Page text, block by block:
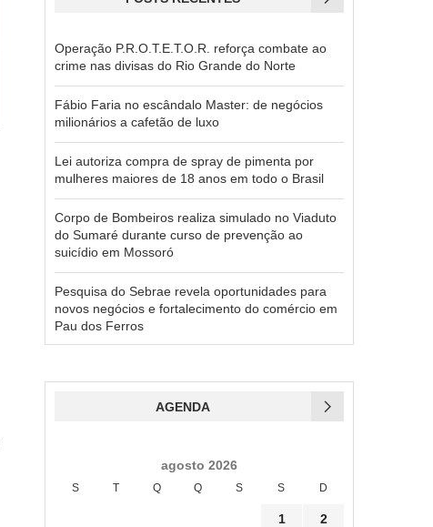
Operação P.R.O.T.E.T.O.R. reforça combate ao
crime nas divisas do Rio Grande do Norte
Fábio Faria no escândalo Master: de negócios
milionários a cafetão de luxo
Lei autoriza compra de spray de pimenta por
mulheres maiores de 18 anos em todo o Brasil
Corpo de Bombeiros realiza simulado no Viaduto
do Sumaré durante curso de prevenção ao
suicídio em Mossoró
Pesquisa do Sebrae revela oportunidades para
novos negócios e fortalecimento do comércio em
Pau dos Ferros
AGENDA
agosto 2026
S T Q Q S S D
1 2